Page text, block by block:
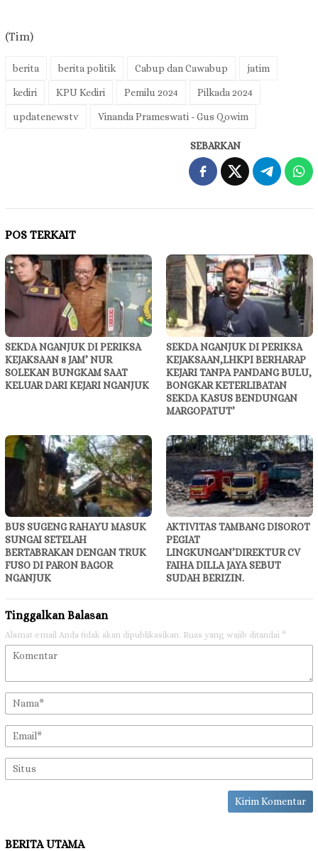
(Tim)
berita berita politik Cabup dan Cawabup jatim
kediri KPU Kediri Pemilu 2024 Pilkada 2024
updatenewstv Vinanda Prameswati - Gus Qowim
SEBARKAN
POS TERKAIT
SEKDA NGANJUK DI PERIKSA
KEJAKSAAN 8 JAM’ NUR
SOLEKAN BUNGKAM SAAT
KELUAR DARI KEJARI NGANJUK
SEKDA NGANJUK DI PERIKSA
KEJAKSAAN,LHKPI BERHARAP
KEJARI TANPA PANDANG BULU,
BONGKAR KETERLIBATAN
SEKDA KASUS BENDUNGAN
MARGOPATUT’
BUS SUGENG RAHAYU MASUK
SUNGAI SETELAH
BERTABRAKAN DENGAN TRUK
FUSO DI PARON BAGOR
NGANJUK
AKTIVITAS TAMBANG DISOROT
PEGIAT
LINGKUNGAN’DIREKTUR CV
FAIHA DILLA JAYA SEBUT
SUDAH BERIZIN.
Tinggalkan Balasan
Alamat email Anda tidak akan dipublikasikan. Ruas yang wajib ditandai *
BERITA UTAMA